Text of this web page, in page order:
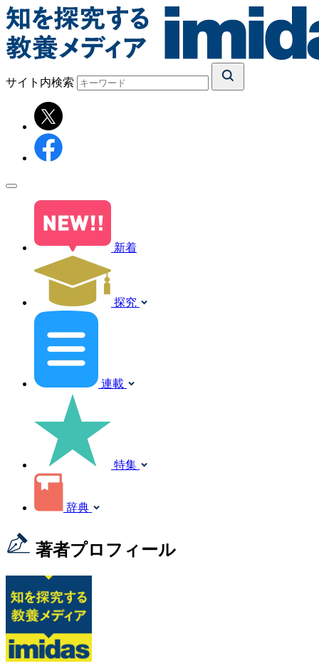
サイト内検索
新着
探究
連載
特集
辞典
著者プロフィール